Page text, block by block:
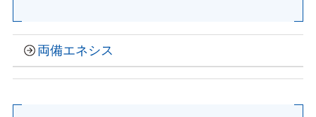
両備エネシス